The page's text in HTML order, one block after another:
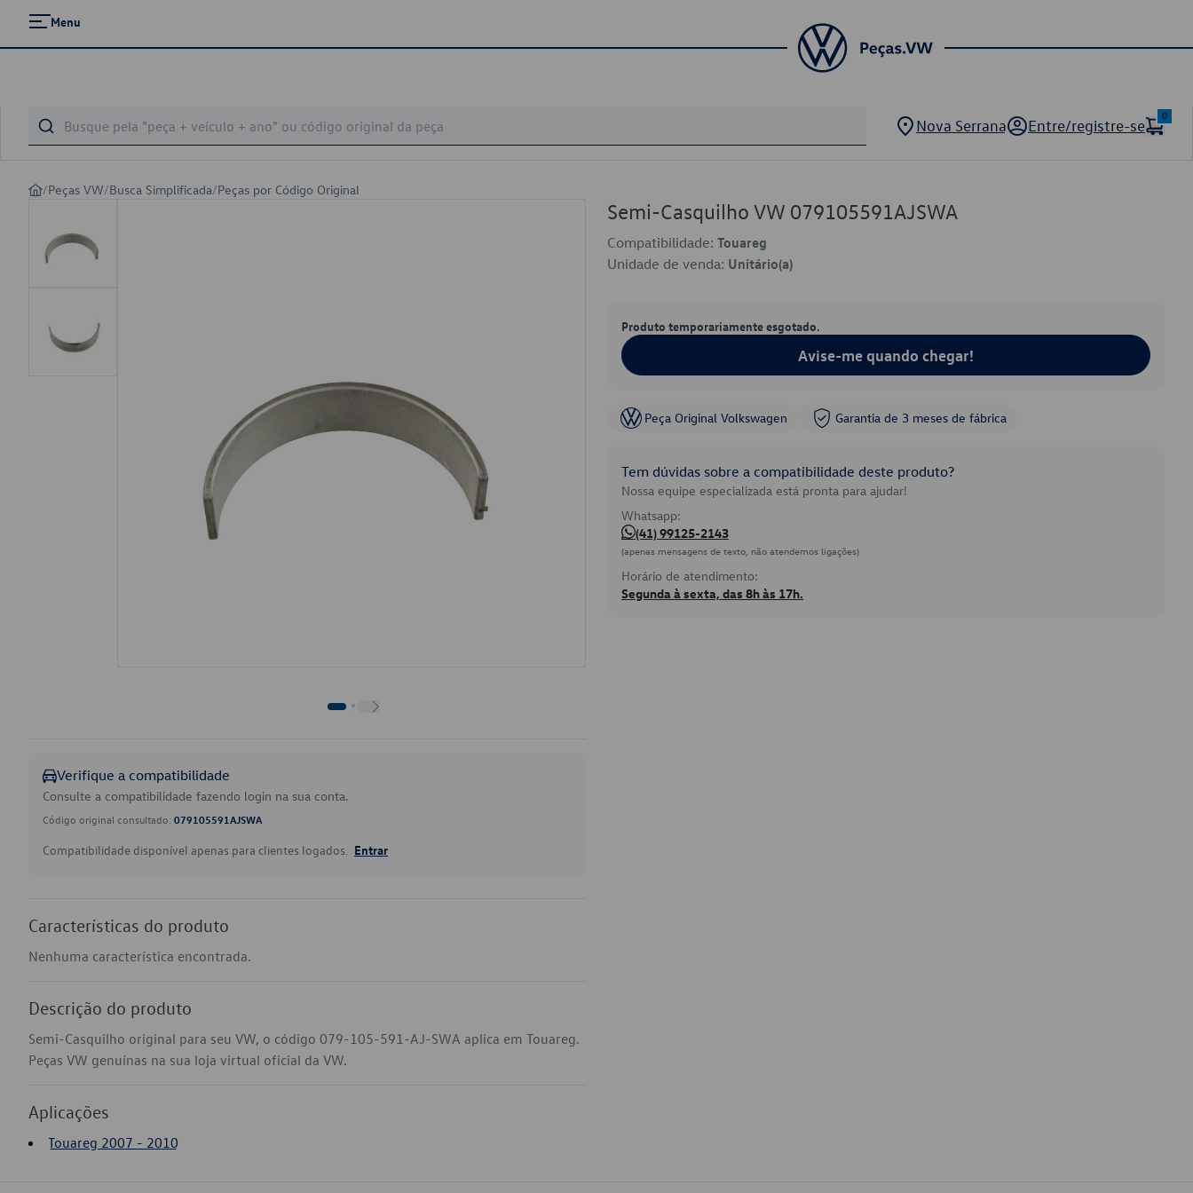
Menu
Nova Serrana Entre/registre-se
0
/Peças VW/Busca Simplificada/Peças por Código Original
Verifique a compatibilidade
Consulte a compatibilidade fazendo login na sua conta.
Código original consultado: 079105591AJSWA
Compatibilidade disponível apenas para clientes logados. Entrar
Características do produto
Nenhuma característica encontrada.
Descrição do produto
Semi-Casquilho original para seu VW, o código 079-105-591-AJ-SWA aplica em Touareg.
Peças VW genuínas na sua loja virtual oficial da VW.
Aplicações
Touareg 2007 - 2010
Semi-Casquilho VW 079105591AJSWA
Compatibilidade: Touareg
Unidade de venda: Unitário(a)
Produto temporariamente esgotado.
Avise-me quando chegar!
Peça Original Volkswagen Garantia de 3 meses de fábrica
Tem dúvidas sobre a compatibilidade deste produto?
Nossa equipe especializada está pronta para ajudar!
Whatsapp:
(41) 99125-2143
(apenas mensagens de texto, não atendemos ligações)
Horário de atendimento:
Segunda à sexta, das 8h às 17h.